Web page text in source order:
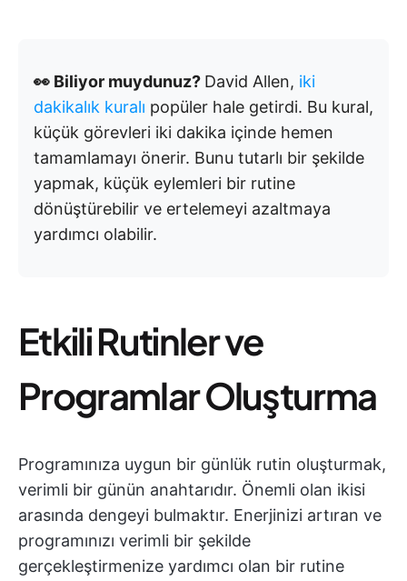
👀 Biliyor muydunuz? David Allen, iki
dakikalık kuralı popüler hale getirdi. Bu kural,
küçük görevleri iki dakika içinde hemen
tamamlamayı önerir. Bunu tutarlı bir şekilde
yapmak, küçük eylemleri bir rutine
dönüştürebilir ve ertelemeyi azaltmaya
yardımcı olabilir.
Etkili Rutinler ve
Programlar Oluşturma
Programınıza uygun bir günlük rutin oluşturmak,
verimli bir günün anahtarıdır. Önemli olan ikisi
arasında dengeyi bulmaktır. Enerjinizi artıran ve
programınızı verimli bir şekilde
gerçekleştirmenize yardımcı olan bir rutine